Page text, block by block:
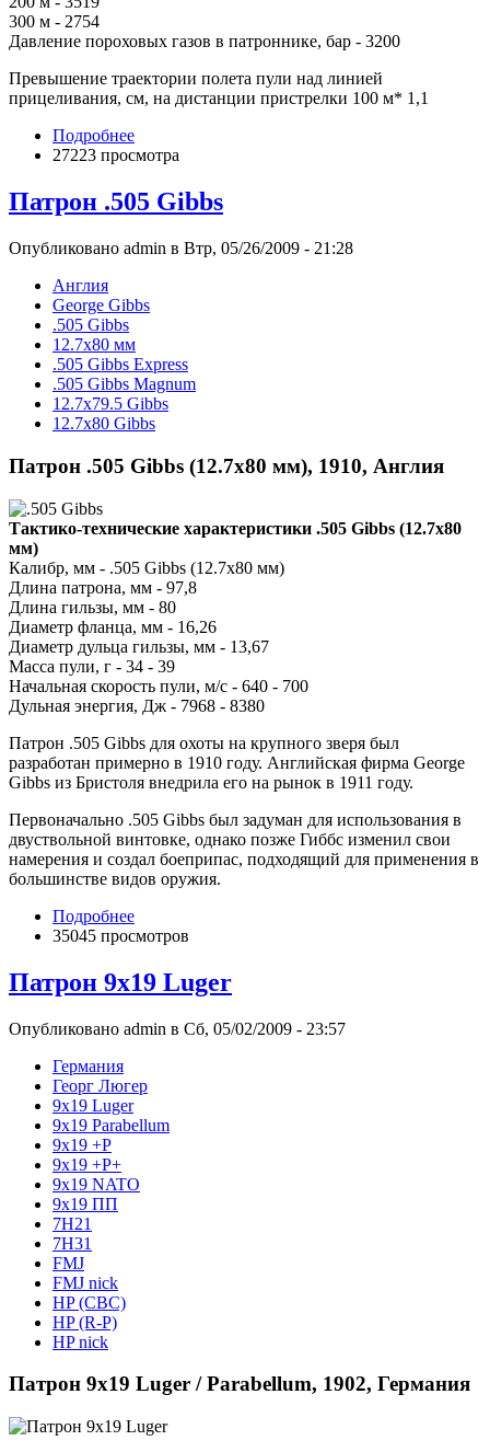
300 м - 2754
Давление пороховых газов в патроннике, бар - 3200
Превышение траектории полета пули над линией
прицеливания, см, на дистанции пристрелки 100 м* 1,1
Подробнее
27223 просмотра
Патрон .505 Gibbs
Опубликовано admin в Втр, 05/26/2009 - 21:28
Англия
George Gibbs
.505 Gibbs
12.7x80 мм
.505 Gibbs Express
.505 Gibbs Magnum
12.7x79.5 Gibbs
12.7x80 Gibbs
Патрон .505 Gibbs (12.7х80 мм), 1910, Англия
Тактико-технические характеристики .505 Gibbs (12.7х80
мм)
Калибр, мм - .505 Gibbs (12.7х80 мм)
Длина патрона, мм - 97,8
Длина гильзы, мм - 80
Диаметр фланца, мм - 16,26
Диаметр дульца гильзы, мм - 13,67
Масса пули, г - 34 - 39
Начальная скорость пули, м/с - 640 - 700
Дульная энергия, Дж - 7968 - 8380
Патрон .505 Gibbs для охоты на крупного зверя был
разработан примерно в 1910 году. Английская фирма George
Gibbs из Бристоля внедрила его на рынок в 1911 году.
Первоначально .505 Gibbs был задуман для использования в
двуствольной винтовке, однако позже Гиббс изменил свои
намерения и создал боеприпас, подходящий для применения в
большинстве видов оружия.
Подробнее
35045 просмотров
Патрон 9x19 Luger
Опубликовано admin в Сб, 05/02/2009 - 23:57
Германия
Георг Люгер
9x19 Luger
9x19 Parabellum
9х19 +Р
9х19 +Р+
9х19 NATO
9х19 ПП
7H21
7H31
FMJ
FMJ nick
HP (CBC)
HP (R-P)
HP nick
Патрон 9x19 Luger / Parabellum, 1902, Германия